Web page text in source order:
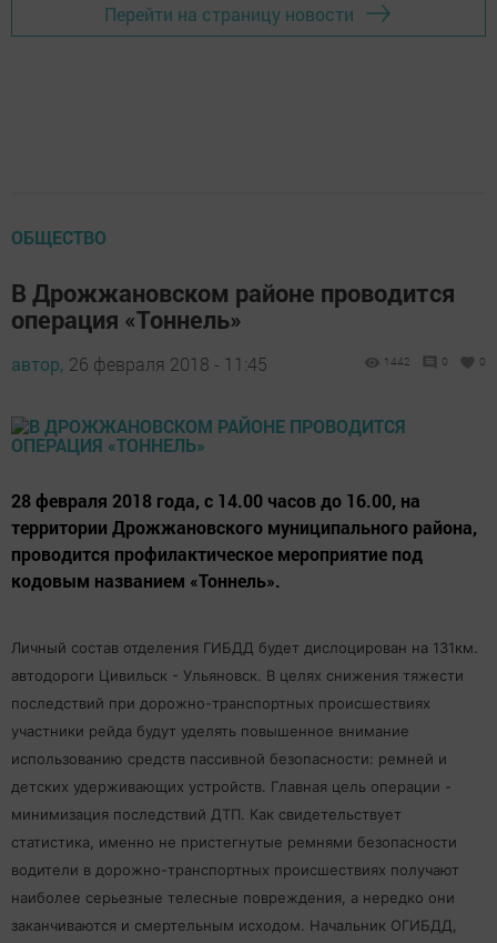
Перейти на страницу новости
ОБЩЕСТВО
В Дрожжановском районе проводится
операция «Тоннель»
автор, 26 февраля 2018 - 11:45 1442 0 0
28 февраля 2018 года, с 14.00 часов до 16.00, на
территории Дрожжановского муниципального района,
проводится профилактическое мероприятие под
кодовым названием «Тоннель».
Личный состав отделения ГИБДД будет дислоцирован на 131км.
автодороги Цивильск - Ульяновск. В целях снижения тяжести
последствий при дорожно-транспортных происшествиях
участники рейда будут уделять повышенное внимание
использованию средств пассивной безопасности: ремней и
детских удерживающих устройств. Главная цель операции -
минимизация последствий ДТП. Как свидетельствует
статистика, именно не пристегнутые ремнями безопасности
водители в дорожно-транспортных происшествиях получают
наиболее серьезные телесные повреждения, а нередко они
заканчиваются и смертельным исходом. Начальник ОГИБДД,